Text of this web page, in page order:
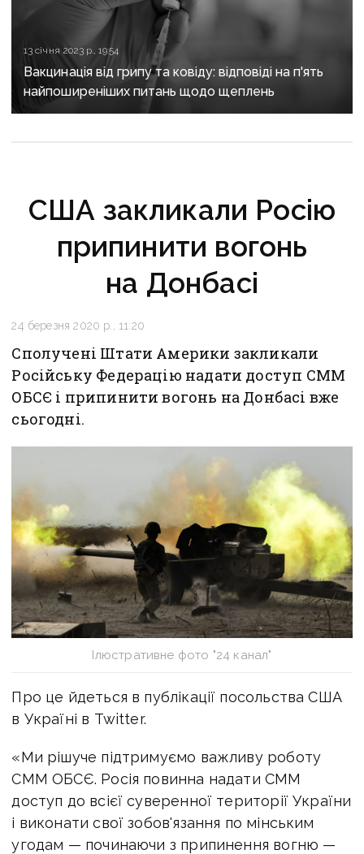
13 січня 2023 р., 19:54
Вакцинація від грипу та ковіду: відповіді на п'ять
найпоширеніших питань щодо щеплень
США закликали Росію
припинити вогонь
на Донбасі
24 березня 2020 р., 11:20
Сполучені Штати Америки закликали
Російську Федерацію надати доступ СММ
ОБСЄ і припинити вогонь на Донбасі вже
сьогодні.
Ілюстративне фото "24 канал"
Про це йдеться в публікації посольства США
в Україні в Twitter.
«Ми рішуче підтримуємо важливу роботу
СММ ОБСЄ. Росія повинна надати СММ
доступ до всієї суверенної території України
і виконати свої зобов'язання по мінським
угодам — починаючи з припинення вогню —